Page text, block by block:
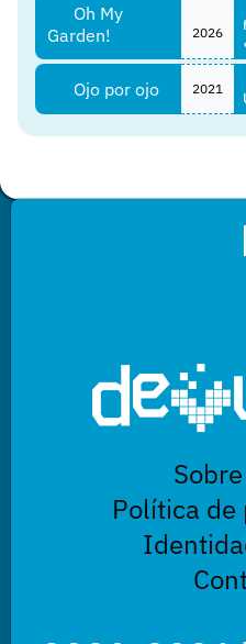
Oh My
Garden!
2026
Ojo por ojo 2021
|
Política de